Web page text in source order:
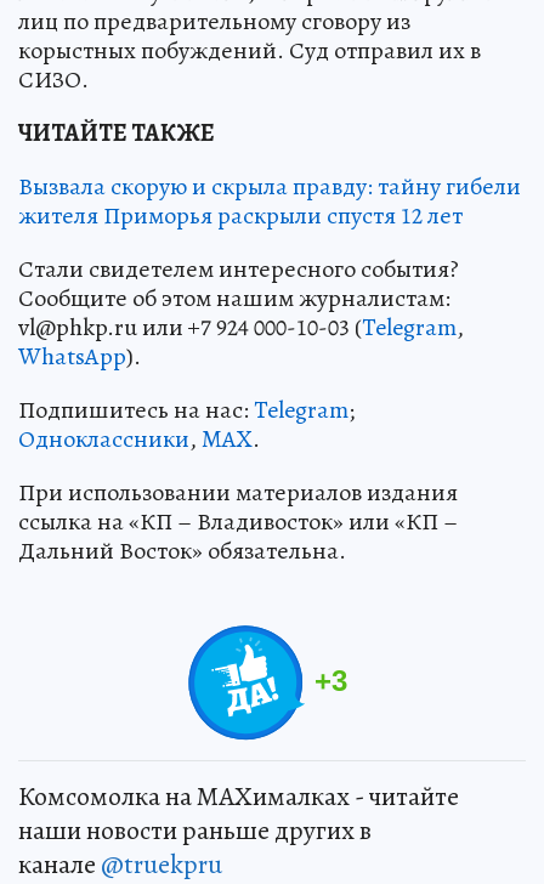
лиц по предварительному сговору из
корыстных побуждений. Суд отправил их в
СИЗО.
ЧИТАЙТЕ ТАКЖЕ
Вызвала скорую и скрыла правду: тайну гибели
жителя Приморья раскрыли спустя 12 лет
Стали свидетелем интересного события?
Сообщите об этом нашим журналистам:
vl@phkp.ru или +7 924 000-10-03 (Telegram,
WhatsApp).
Подпишитесь на нас:Telegram;
Одноклассники,MAX.
При использовании материалов издания
ссылка на «КП – Владивосток» или «КП –
Дальний Восток» обязательна.
+3
Комсомолка на MAXималках - читайте
наши новости раньше других в
канале @truekpru